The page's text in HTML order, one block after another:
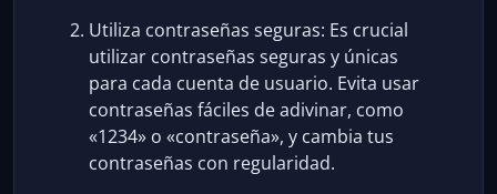
Utiliza contraseñas seguras: Es crucial
utilizar contraseñas seguras y únicas
para cada cuenta de usuario. Evita usar
contraseñas fáciles de adivinar, como
«1234» o «contraseña», y cambia tus
contraseñas con regularidad.